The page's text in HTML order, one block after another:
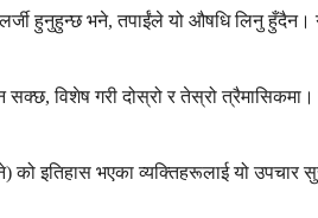
हुनुहुन्छ भने, तपाईंले यो औषधि लिनु
सक्छ, विशेष गरी दोस्रो र तेस्रो
को इतिहास भएका व्यक्तिहरूलाई यो